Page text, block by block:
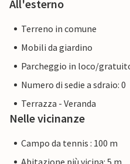
All'esterno
Terreno in comune
Mobili da giardino
Parcheggio in loco/
Numero di sedie a sdraio: 0
Terrazza - Veranda
Nelle vicinanze
Campo da tennis : 100 m